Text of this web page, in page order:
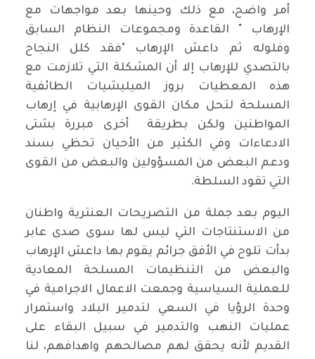
أمر واضح، مع ذلك وحينها بعد مواجهات مع
الإرهاب " القاعدة ومجموعات النظام السابق
وفلوله ثم داعش الإرهاب "فقد كلل النجاح
بالتصدي للإرهاب إلا أن المشكلة التي تلازمت مع
هذه المعطيات بروز الميليشيات الطائفية
المسلحة لتحل مكان القوى الإرهابية في إرهاب
المواطنين ولكن بطريقة أخرى مبررة بشتى
الادعاءات وفي الكثير من الأحيان تحظي بسند
ودعم البعض من المسؤولين والبعض من القوى
التي تقود السلطة.
اليوم بعد جملة من التصريحات العنترية واطنان
من الاستنتاجات التي ليس لها سوى صدى عابر
بدأت تلوح في الأفق جرائم يقوم بها داعش الإرهاب
والبعض من التنظيمات المسلحة المعادية
للعملية السياسية وجمعت الاعمال الاجرامية في
وحدة الرؤيا في السعي لتدمير البلاد واستمرار
عمليات النهب والتدمير في سبيل البقاء على
القديم لأنه يحقق لهم مصالحهم واهدافهم، لنا